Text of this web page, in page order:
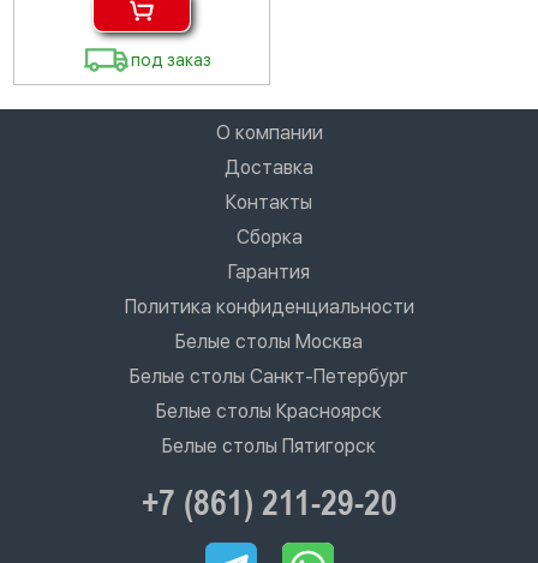
под заказ
О компании
Доставка
Контакты
Сборка
Гарантия
Политика конфиденциальности
Белые столы Москва
Белые столы Санкт-Петербург
Белые столы Красноярск
Белые столы Пятигорск
+7 (861) 211-29-20